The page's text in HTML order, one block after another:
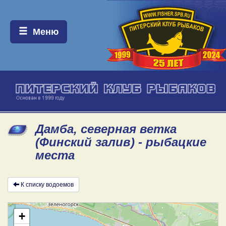
Меню:
Меню
Дамба, северная ветка
(Финский залив) - рыбацкие
места
К списку водоемов
+